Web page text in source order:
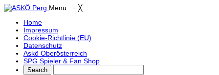
Menu ≡ ╳
Home
Impressum
Cookie-Richtlinie (EU)
Datenschutz
Askö Oberösterreich
SPG Spieler & Fan Shop